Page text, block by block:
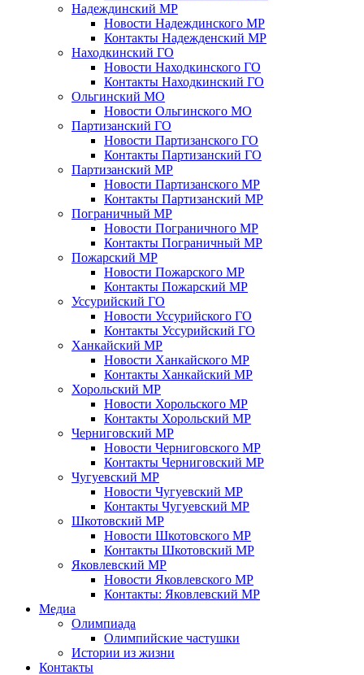
Надеждинский МР
Новости Надеждинского МР
Контакты Надежденский МР
Находкинский ГО
Новости Находкинского ГО
Контакты Находкинский ГО
Ольгинский МО
Новости Ольгинского МО
Партизанский ГО
Новости Партизанского ГО
Контакты Партизанский ГО
Партизанский МР
Новости Партизанского МР
Контакты Партизанский МР
Пограничный МР
Новости Пограничного МР
Контакты Пограничный МР
Пожарский МР
Новости Пожарского МР
Контакты Пожарский МР
Уссурийский ГО
Новости Уссурийского ГО
Контакты Уссурийский ГО
Ханкайский МР
Новости Ханкайского МР
Контакты Ханкайский МР
Хорольский МР
Новости Хорольского МР
Контакты Хорольский МР
Черниговский МР
Новости Черниговского МР
Контакты Черниговский МР
Чугуевский МР
Новости Чугуевский МР
Контакты Чугуевский МР
Шкотовский МР
Новости Шкотовского МР
Контакты Шкотовский МР
Яковлевский МР
Новости Яковлевского МР
Контакты: Яковлевский МР
Медиа
Олимпиада
Олимпийские частушки
Истории из жизни
Контакты